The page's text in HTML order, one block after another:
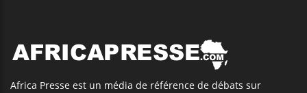
Africa Presse est un média de référence de débats sur